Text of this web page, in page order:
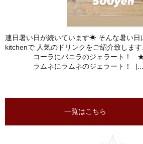
連日暑い日が続いています☀ そんな暑い日
kitchenで 人気のドリンクをご紹介致しま
コーラにバニラのジェラート！ ★ラ
ラムネにラムネのジェラート！
一覧はこちら